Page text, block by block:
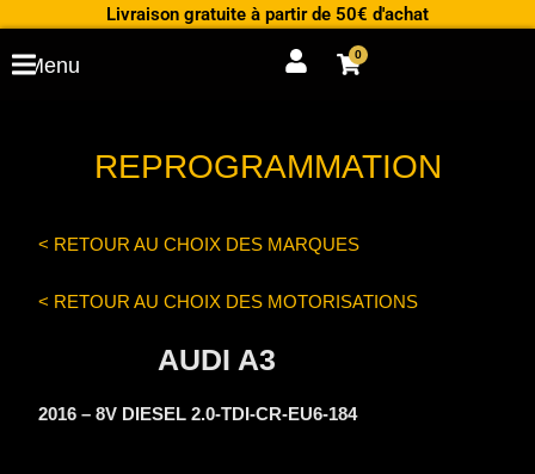
contenu
Livraison gratuite à partir de 50€ d'achat
0
Cart
Menu
REPROGRAMMATION
< RETOUR AU CHOIX DES MARQUES
< RETOUR AU CHOIX DES MOTORISATIONS
AUDI A3
2016 – 8V DIESEL 2.0-TDI-CR-EU6-184